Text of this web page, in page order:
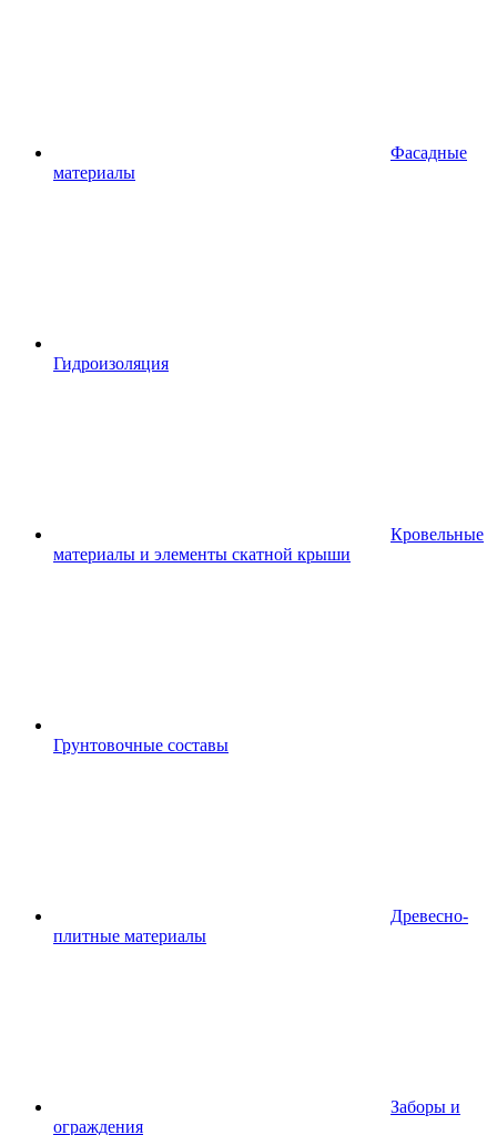
Фасадные
материалы
Гидроизоляция
Кровельные
материалы и элементы скатной крыши
Грунтовочные составы
Древесно-
плитные материалы
Заборы и
ограждения